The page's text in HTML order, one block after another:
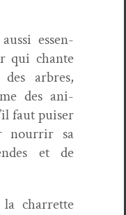
essen­
qui chante
arbres,
des ani­
faut puis­er
nour­rir sa
et de
char­rette